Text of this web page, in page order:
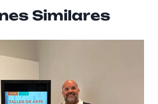
Similares